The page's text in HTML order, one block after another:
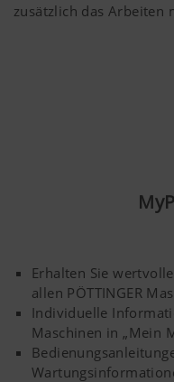
zusätzlich das Arbeiten
Erhalten Sie
allen PÖTTINGER
Individuelle
Maschinen in „Mein